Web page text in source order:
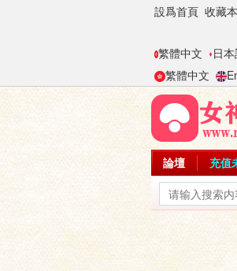
設爲首頁 收藏
繁體中文
日
繁體中文
論壇 充值